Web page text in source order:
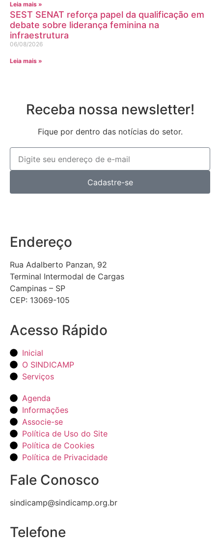
Leia mais »
SEST SENAT reforça papel da qualificação em
debate sobre liderança feminina na
infraestrutura
06/08/2026
Leia mais »
Receba nossa newsletter!
Fique por dentro das notícias do setor.
Cadastre-se
Endereço
Rua Adalberto Panzan, 92
Terminal Intermodal de Cargas
Campinas – SP
CEP: 13069-105
Acesso Rápido
Inicial
O SINDICAMP
Serviços
Agenda
Informações
Associe-se
Política de Uso do Site
Política de Cookies
Política de Privacidade
Fale Conosco
sindicamp@sindicamp.org.br
Telefone